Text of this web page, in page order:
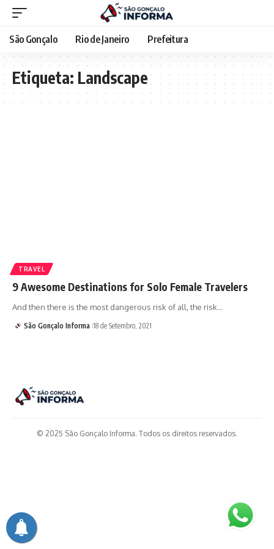
São Gonçalo Rio de Janeiro Prefeitura
Etiqueta:Landscape
TRAVEL
9 Awesome Destinations for Solo Female Travelers
And then there is the most dangerous risk of all, the risk…
São Gonçalo Informa 18 de Setembro, 2021
© 2025 São Gonçalo Informa. Todos os direitos reservados.